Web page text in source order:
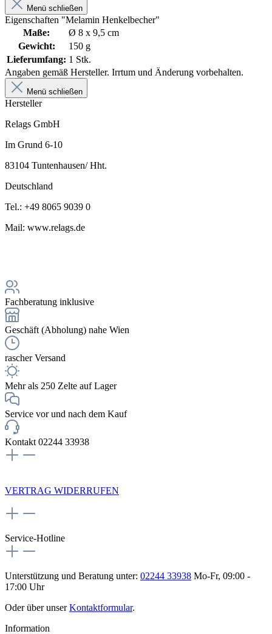
Menü schließen
Eigenschaften "Melamin Henkelbecher"
Maße:
Ø 8 x 9,5 cm
Gewicht:
150 g
Lieferumfang: 1 Stk.
Angaben gemäß Hersteller. Irrtum und Änderung vorbehalten.
Menü schließen
Hersteller
Relags GmbH
Im Grund 6-10
83104 Tuntenhausen/ Hht.
Deutschland
Tel.: +49 8065 9039 0
Mail: www.relags.de
Fachberatung inklusive
Geschäft (Abholung) nahe Wien
rascher Versand
Mehr als 250 Zelte auf Lager
Service vor und nach dem Kauf
Kontakt 02244 33938
VERTRAG WIDERRUFEN
Service-Hotline
Unterstützung und Beratung unter: 02244 33938 Mo-Fr, 09:00 -
17:00 Uhr
Oder über unserKontaktformular.
Information